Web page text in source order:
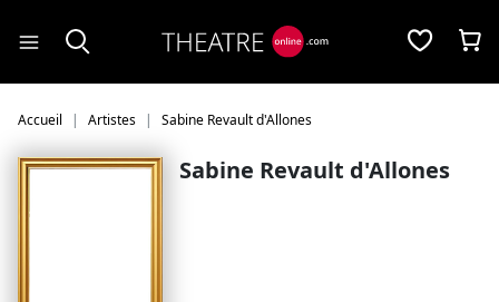
Accueil Artistes Sabine Revault d'Allones
Sabine Revault d'Allones